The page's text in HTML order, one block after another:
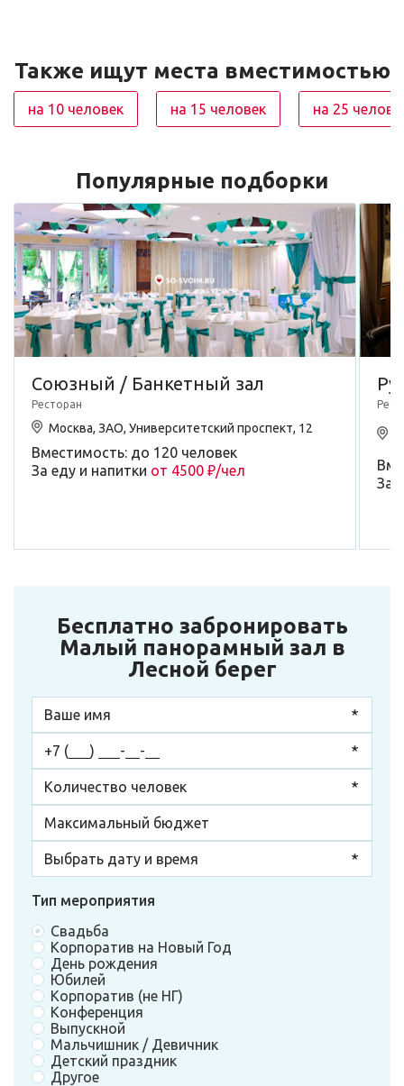
Также ищут места вместимостью
на 10 человек на 15 человек на 25
Популярные подборки
Союзный / Банкетный зал
Ресторан
Москва, ЗАО, Университетский проспект, 12
Вместимость: до 120 человек
За еду и напитки от 4500 ₽/чел
За
Бесплатно забронировать
Малый панорамный зал в
Лесной берег
Тип мероприятия
Свадьба
Корпоратив на Новый Год
День рождения
Юбилей
Корпоратив (не НГ)
Конференция
Выпускной
Мальчишник / Девичник
Детский праздник
Другое